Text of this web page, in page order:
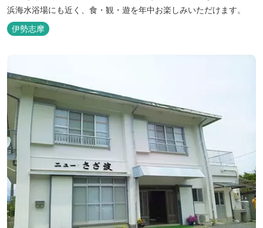
浜海水浴場にも近く、食・観・遊を年中お楽しみいただけます。
伊勢志摩